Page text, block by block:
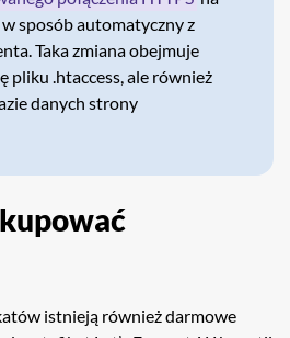
sposób automatyczny z
Taka zmiana obejmuje
pliku .htaccess, ale również
danych strony
istnieją również darmowe